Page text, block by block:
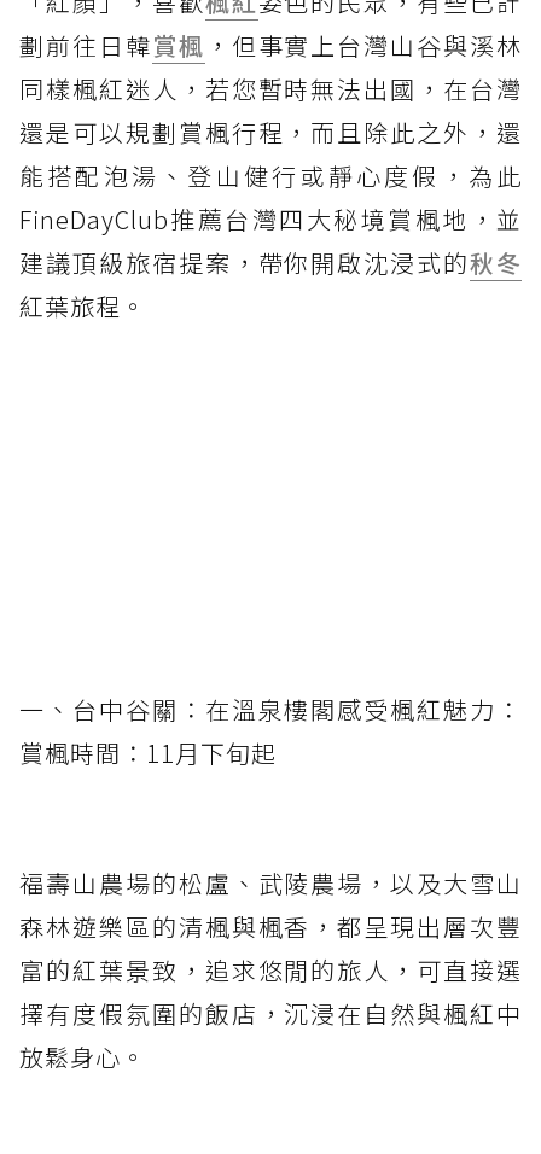
劃前往日韓賞楓 ，但事實上台灣山谷與溪林
同樣楓紅迷人，若您暫時無法出國，在台灣
還是可以規劃賞楓行程，而且除此之外，還
能搭配泡湯、登山健行或靜心度假，為此
FineDayClub推薦台灣四大秘境賞楓地，並
建議頂級旅宿提案，帶你開啟沈浸式的秋冬
紅葉旅程。
一、台中谷關：在溫泉樓閣感受楓紅魅力：
賞楓時間：11月下旬起
福壽山農場的松盧、武陵農場，以及大雪山
森林遊樂區的清楓與楓香，都呈現出層次豐
富的紅葉景致，追求悠閒的旅人，可直接選
擇有度假氛圍的飯店，沉浸在自然與楓紅中
放鬆身心。